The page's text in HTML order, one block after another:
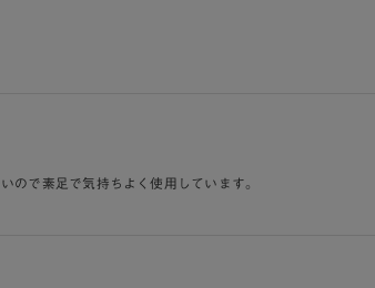
ので素足で気持ちよく使用しています。